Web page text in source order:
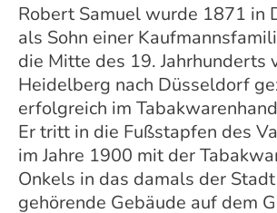
Robert Samuel wurde 1871 in
als Sohn einer
die Mitte des 19. Jahrhunderts
Heidelberg nach Düsseldorf
erfolgreich im
Er tritt in die Fußstapfen des
im Jahre 1900 mit der
Onkels in das damals der
gehörende Gebäude auf dem